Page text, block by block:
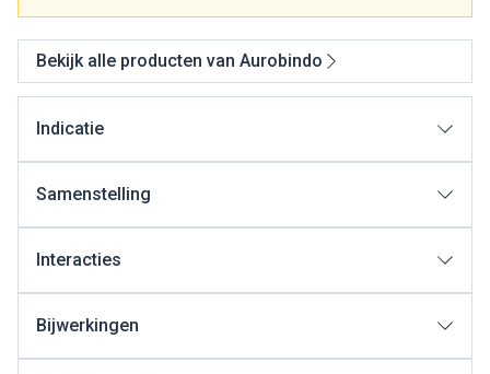
Bekijk alle producten van Aurobindo
Indicatie
Samenstelling
Interacties
Bijwerkingen